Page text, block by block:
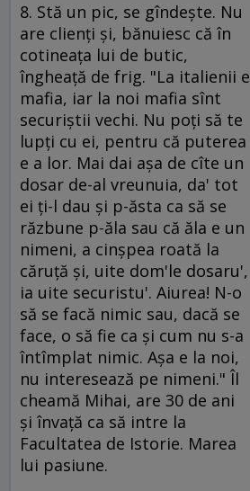
8. Stă un pic, se gîndeşte. Nu
are clienţi şi, bănuiesc că în
cotineaţa lui de butic,
îngheaţă de frig. "La italienii e
mafia, iar la noi mafia sînt
securiştii vechi. Nu poţi să te
lupţi cu ei, pentru că puterea
e a lor. Mai dai aşa de cîte un
dosar de-al vreunuia, da' tot
ei ţi-l dau şi p-ăsta ca să se
răzbune p-ăla sau că ăla e un
nimeni, a cinşpea roată la
căruţă şi, uite dom'le dosaru',
ia uite securistu'. Aiurea! N-o
să se facă nimic sau, dacă se
face, o să fie ca şi cum nu s-a
întîmplat nimic. Aşa e la noi,
nu interesează pe nimeni." Îl
cheamă Mihai, are 30 de ani
şi învaţă ca să intre la
Facultatea de Istorie. Marea
lui pasiune.